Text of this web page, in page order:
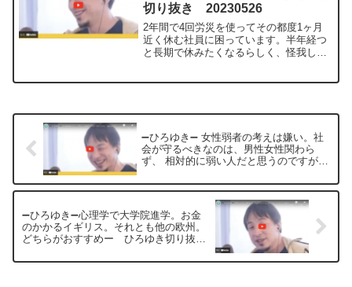
切り抜き 20230526
2年間で4回労災を使ってその都度1ヶ月
近く休む社員に困っています。半年経つ
と長期で休みたくなるらしく、怪我した
➖ひろゆき➖ 女性弱者の考えは嫌い。社
会が守るべきなのは、男性女性関わら
ず、 相対的に弱い人だと思うのですが
➖ひろゆき➖心理学で大学院進学。お金
のかかるイギリス。それとも他の欧州。
どちらがおすすめー ひろゆき切り抜